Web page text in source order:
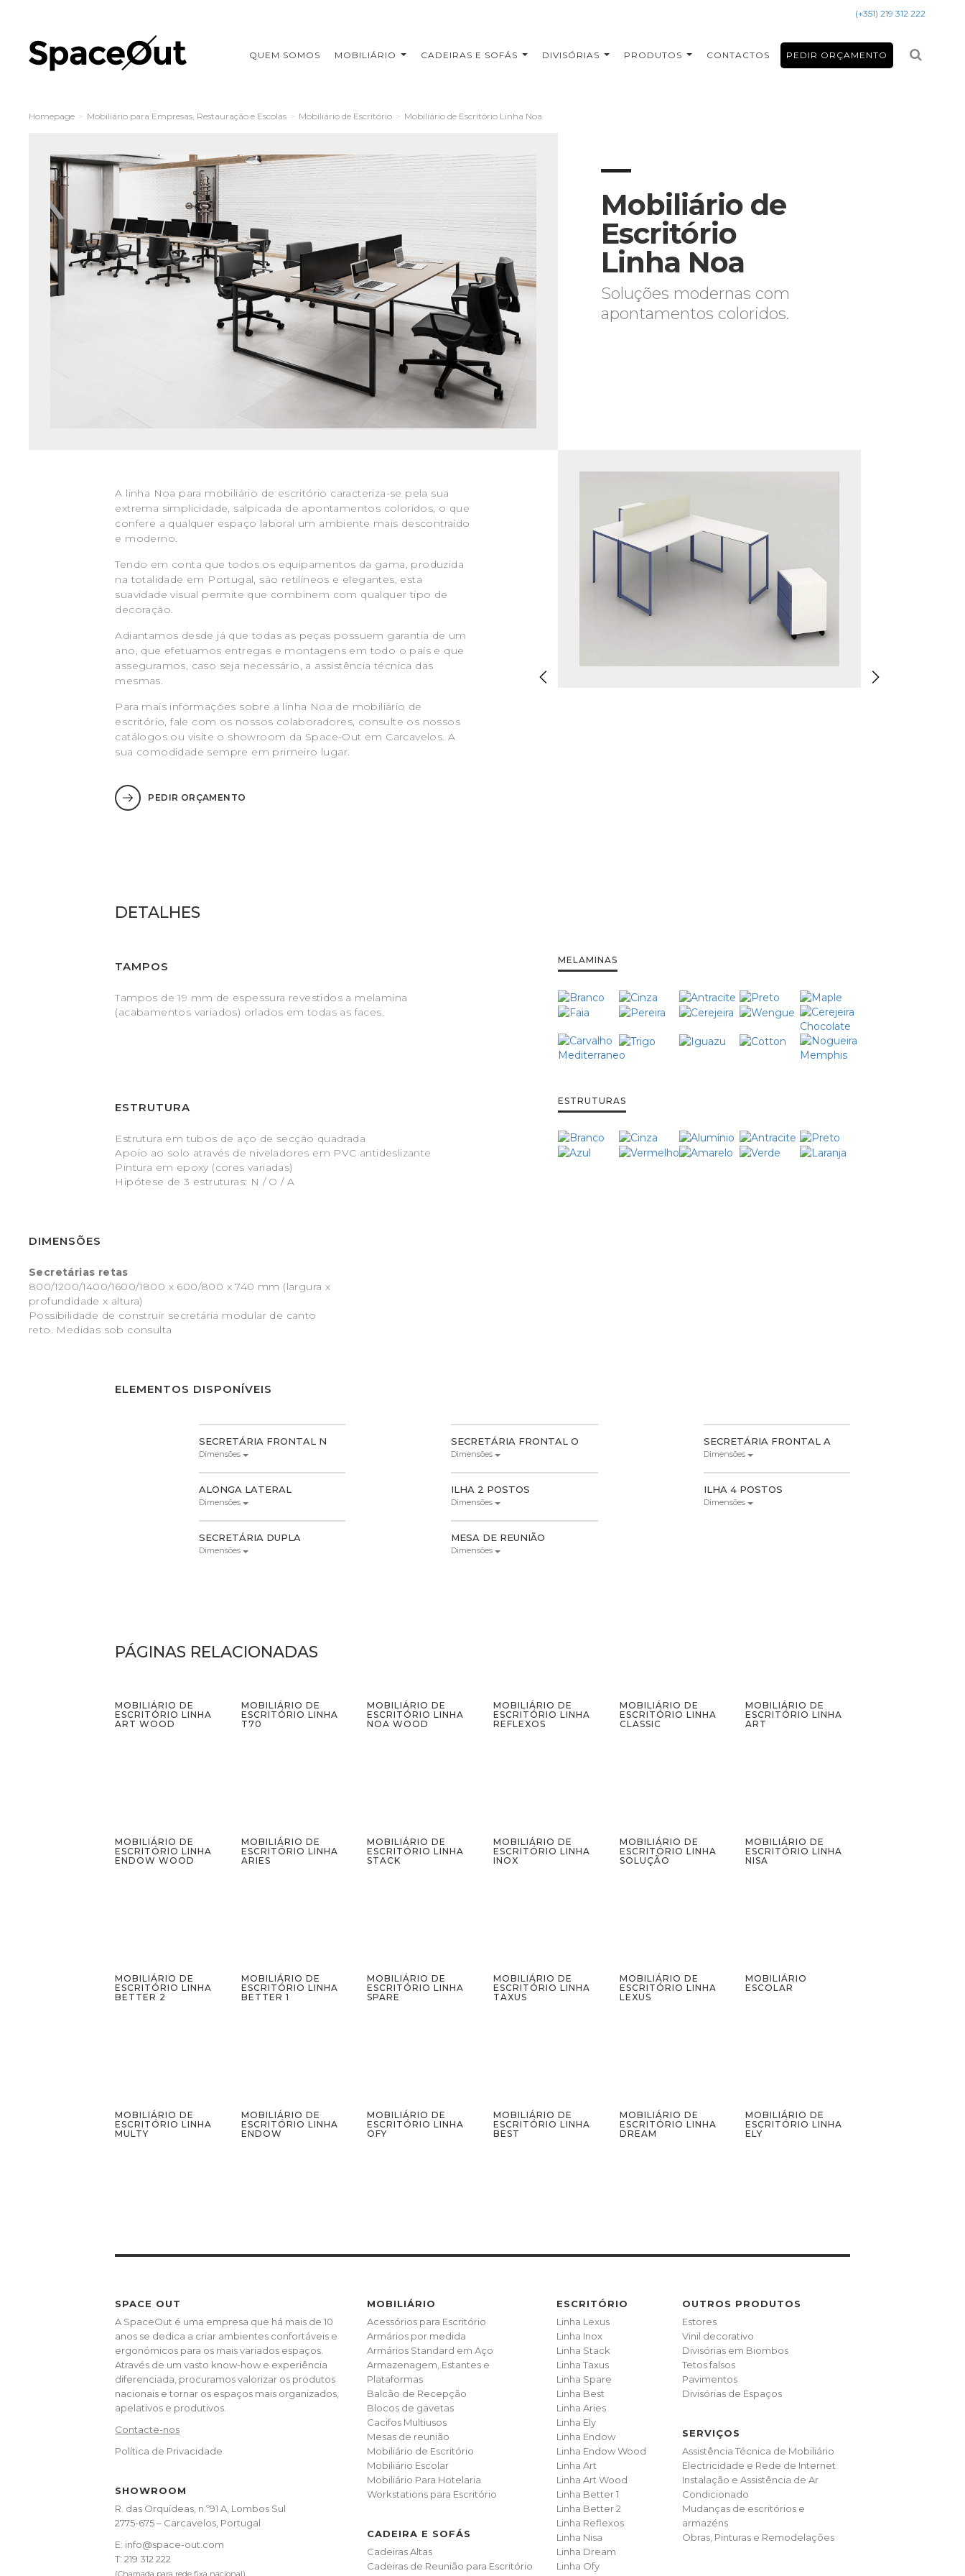
(+351) 219 312 222
QUEM SOMOS MOBILIÁRIO CADEIRAS E SOFÁS DIVISÓRIAS PRODUTOS CONTACTOS PEDIR ORÇAMENTO
Homepage > Mobiliário para Empresas, Restauração e Escolas > Mobiliário de Escritório > Mobiliário de Escritório Linha Noa
Mobiliário de
Escritório
Linha Noa
Soluções modernas com
apontamentos coloridos.
A linha Noa para mobiliário de escritório caracteriza-se pela sua
extrema simplicidade, salpicada de apontamentos coloridos, o que
confere a qualquer espaço laboral um ambiente mais descontraído
e moderno.
Tendo em conta que todos os equipamentos da gama, produzida
na totalidade em Portugal, são retilíneos e elegantes, esta
suavidade visual permite que combinem com qualquer tipo de
decoração.
Adiantamos desde já que todas as peças possuem garantia de um
ano, que efetuamos entregas e montagens em todo o país e que
asseguramos, caso seja necessário, a assistência técnica das
mesmas.
Para mais informações sobre a linha Noa de mobiliário de
escritório, fale com os nossos colaboradores, consulte os nossos
catálogos ou visite o showroom da Space-Out em Carcavelos. A
sua comodidade sempre em primeiro lugar.
PEDIR ORÇAMENTO
DETALHES
TAMPOS
Tampos de 19 mm de espessura revestidos a melamina
(acabamentos variados) orlados em todas as faces.
MELAMINAS
ESTRUTURA
Estrutura em tubos de aço de secção quadrada
Apoio ao solo através de niveladores em PVC antideslizante
Pintura em epoxy (cores variadas)
Hipótese de 3 estruturas: N / O / A
ESTRUTURAS
DIMENSÕES
Secretárias retas
800/1200/1400/1600/1800 x 600/800 x 740 mm (largura x
profundidade x altura)
Possibilidade de construir secretária modular de canto
reto. Medidas sob consulta
ELEMENTOS DISPONÍVEIS
SECRETÁRIA FRONTAL N
Dimensões
SECRETÁRIA FRONTAL O
Dimensões
SECRETÁRIA FRONTAL A
Dimensões
ALONGA LATERAL
Dimensões
ILHA 2 POSTOS
Dimensões
ILHA 4 POSTOS
Dimensões
SECRETÁRIA DUPLA
Dimensões
MESA DE REUNIÃO
Dimensões
PÁGINAS RELACIONADAS
MOBILIÁRIO DE
ESCRITÓRIO LINHA
ART WOOD
MOBILIÁRIO DE
ESCRITÓRIO LINHA
T70
MOBILIÁRIO DE
ESCRITÓRIO LINHA
NOA WOOD
MOBILIÁRIO DE
ESCRITÓRIO LINHA
REFLEXOS
MOBILIÁRIO DE
ESCRITÓRIO LINHA
CLASSIC
MOBILIÁRIO DE
ESCRITÓRIO LINHA
ART
MOBILIÁRIO DE
ESCRITÓRIO LINHA
ENDOW WOOD
MOBILIÁRIO DE
ESCRITÓRIO LINHA
ARIES
MOBILIÁRIO DE
ESCRITÓRIO LINHA
STACK
MOBILIÁRIO DE
ESCRITÓRIO LINHA
INOX
MOBILIÁRIO DE
ESCRITÓRIO LINHA
SOLUÇÃO
MOBILIÁRIO DE
ESCRITÓRIO LINHA
NISA
MOBILIÁRIO DE
ESCRITÓRIO LINHA
BETTER 2
MOBILIÁRIO DE
ESCRITÓRIO LINHA
BETTER 1
MOBILIÁRIO DE
ESCRITÓRIO LINHA
SPARE
MOBILIÁRIO DE
ESCRITÓRIO LINHA
TAXUS
MOBILIÁRIO DE
ESCRITÓRIO LINHA
LEXUS
MOBILIÁRIO
ESCOLAR
MOBILIÁRIO DE
ESCRITÓRIO LINHA
MULTY
MOBILIÁRIO DE
ESCRITÓRIO LINHA
ENDOW
MOBILIÁRIO DE
ESCRITÓRIO LINHA
OFY
MOBILIÁRIO DE
ESCRITÓRIO LINHA
BEST
MOBILIÁRIO DE
ESCRITÓRIO LINHA
DREAM
MOBILIÁRIO DE
ESCRITÓRIO LINHA
ELY
SPACE OUT
A SpaceOut é uma empresa que há mais de 10
anos se dedica a criar ambientes confortáveis e
ergonómicos para os mais variados espaços.
Através de um vasto know-how e experiência
diferenciada, procuramos valorizar os produtos
nacionais e tornar os espaços mais organizados,
apelativos e produtivos.
Contacte-nos
Política de Privacidade
SHOWROOM
R. das Orquídeas, n.º91 A, Lombos Sul
2775-675 – Carcavelos, Portugal
E: info@space-out.com
T:219 312 222
(Chamada para rede fixa nacional)
MOBILIÁRIO
Acessórios para Escritório
Armários por medida
Armários Standard em Aço
Armazenagem, Estantes e
Plataformas
Balcão de Recepção
Blocos de gavetas
Cacifos Multiusos
Mesas de reunião
Mobiliário de Escritório
Mobiliário Escolar
Mobiliário Para Hotelaria
Workstations para Escritório
CADEIRA E SOFÁS
Cadeiras Altas
Cadeiras de Reunião para Escritório
ESCRITÓRIO
Linha Lexus
Linha Inox
Linha Stack
Linha Taxus
Linha Spare
Linha Best
Linha Aries
Linha Ely
Linha Endow
Linha Endow Wood
Linha Art
Linha Art Wood
Linha Better 1
Linha Better 2
Linha Reflexos
Linha Nisa
Linha Dream
Linha Ofy
OUTROS PRODUTOS
Estores
Vinil decorativo
Divisórias em Biombos
Tetos falsos
Pavimentos
Divisórias de Espaços
SERVIÇOS
Assistência Técnica de Mobiliário
Electricidade e Rede de Internet
Instalação e Assistência de Ar
Condicionado
Mudanças de escritórios e
armazéns
Obras, Pinturas e Remodelações